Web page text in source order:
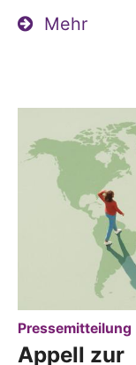
Mehr
Pressemitteilung
Appell zur